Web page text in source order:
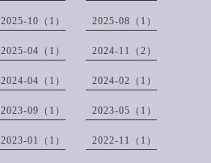
2025-10（1） 2025-08（1）
2025-04（1） 2024-11（2）
2024-04（1） 2024-02（1）
2023-09（1） 2023-05（1）
2023-01（1） 2022-11（1）